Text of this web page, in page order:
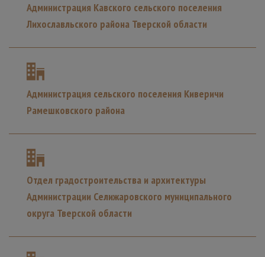
Администрация Кавского сельского поселения
Лихославльского района Тверской области
Администрация сельского поселения Киверичи
Рамешковского района
Отдел градостроительства и архитектуры
Администрации Селижаровского муниципального
округа Тверской области